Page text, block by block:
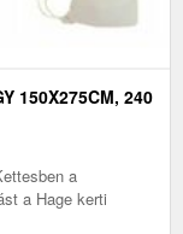
150X275CM, 240
a
a Hage kerti